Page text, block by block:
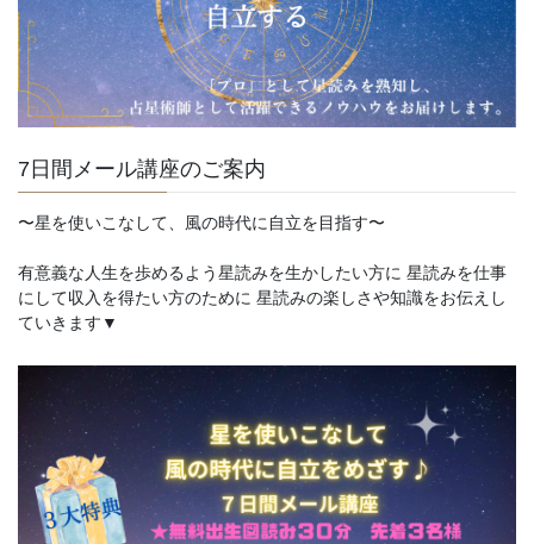
7日間メール講座のご案内
〜星を使いこなして、風の時代に自立を目指す〜
有意義な人生を歩めるよう星読みを生かしたい方に 星読みを仕事
にして収入を得たい方のために 星読みの楽しさや知識をお伝えし
ていきます▼